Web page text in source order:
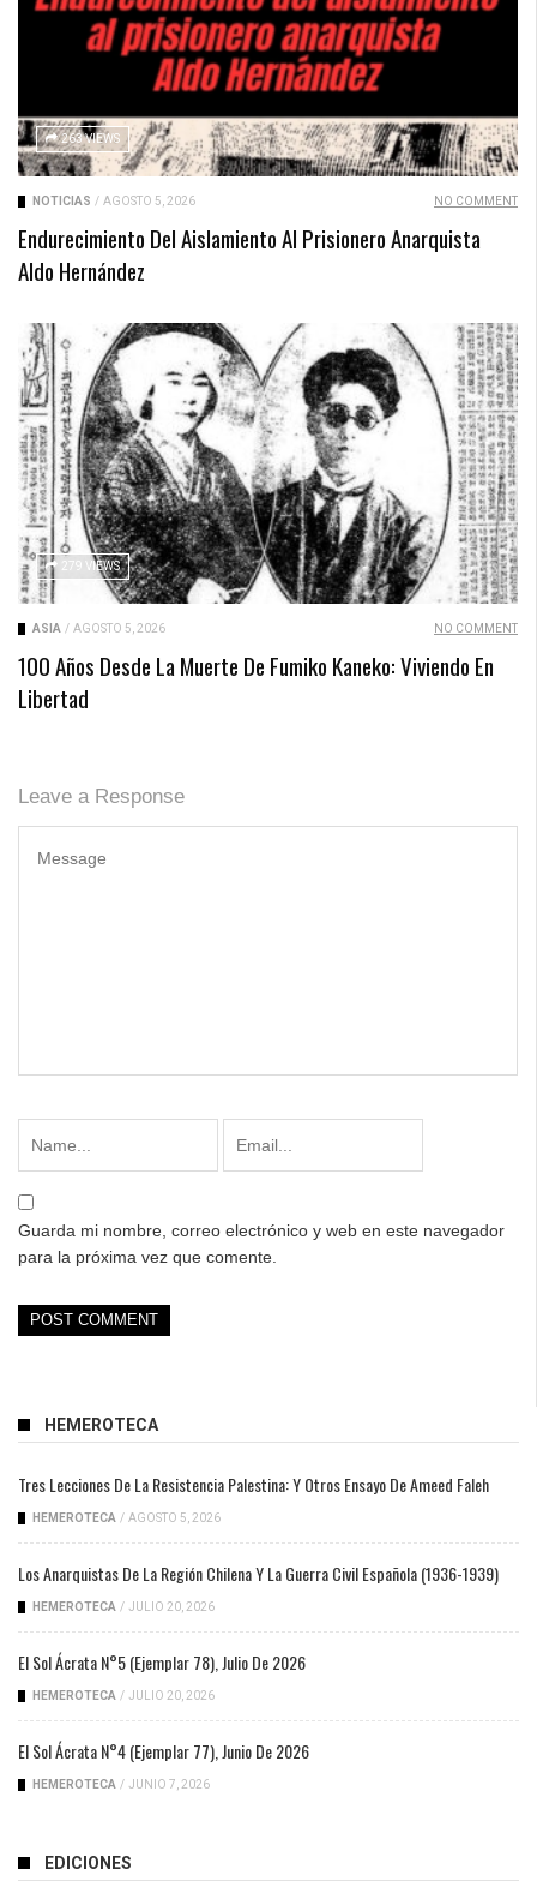
263 VIEWS
NOTICIAS / AGOSTO 5, 2026 NO COMMENT
Endurecimiento Del Aislamiento Al Prisionero Anarquista
Aldo Hernández
279 VIEWS
ASIA / AGOSTO 5, 2026 NO COMMENT
100 Años Desde La Muerte De Fumiko Kaneko: Viviendo En
Libertad
Leave a Response
Guarda mi nombre, correo electrónico y web en este navegador
para la próxima vez que comente.
HEMEROTECA
Tres Lecciones De La Resistencia Palestina: Y Otros Ensayo De Ameed Faleh
HEMEROTECA / AGOSTO 5, 2026
Los Anarquistas De La Región Chilena Y La Guerra Civil Española (1936-1939)
HEMEROTECA / JULIO 20, 2026
El Sol Ácrata N°5 (ejemplar 78), Julio De 2026
HEMEROTECA / JULIO 20, 2026
El Sol Ácrata N°4 (ejemplar 77), Junio De 2026
HEMEROTECA / JUNIO 7, 2026
EDICIONES